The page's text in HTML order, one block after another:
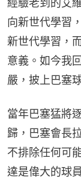
經驗老到的艾
向新世代學習
新世代學習，
意義。如今我
嚴，披上巴塞
當年巴塞猛將
歸，巴塞會長
不排除任何可
達是偉大的球